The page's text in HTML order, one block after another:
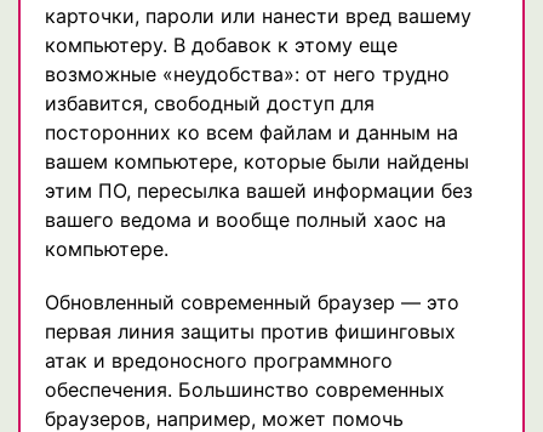
карточки, пароли или нанести вред вашему
компьютеру. В добавок к этому еще
возможные «неудобства»: от него трудно
избавится, свободный доступ для
посторонних ко всем файлам и данным на
вашем компьютере, которые были найдены
этим ПО, пересылка вашей информации без
вашего ведома и вообще полный хаос на
компьютере.
Обновленный современный браузер — это
первая линия защиты против фишинговых
атак и вредоносного программного
обеспечения. Большинство современных
браузеров, например, может помочь